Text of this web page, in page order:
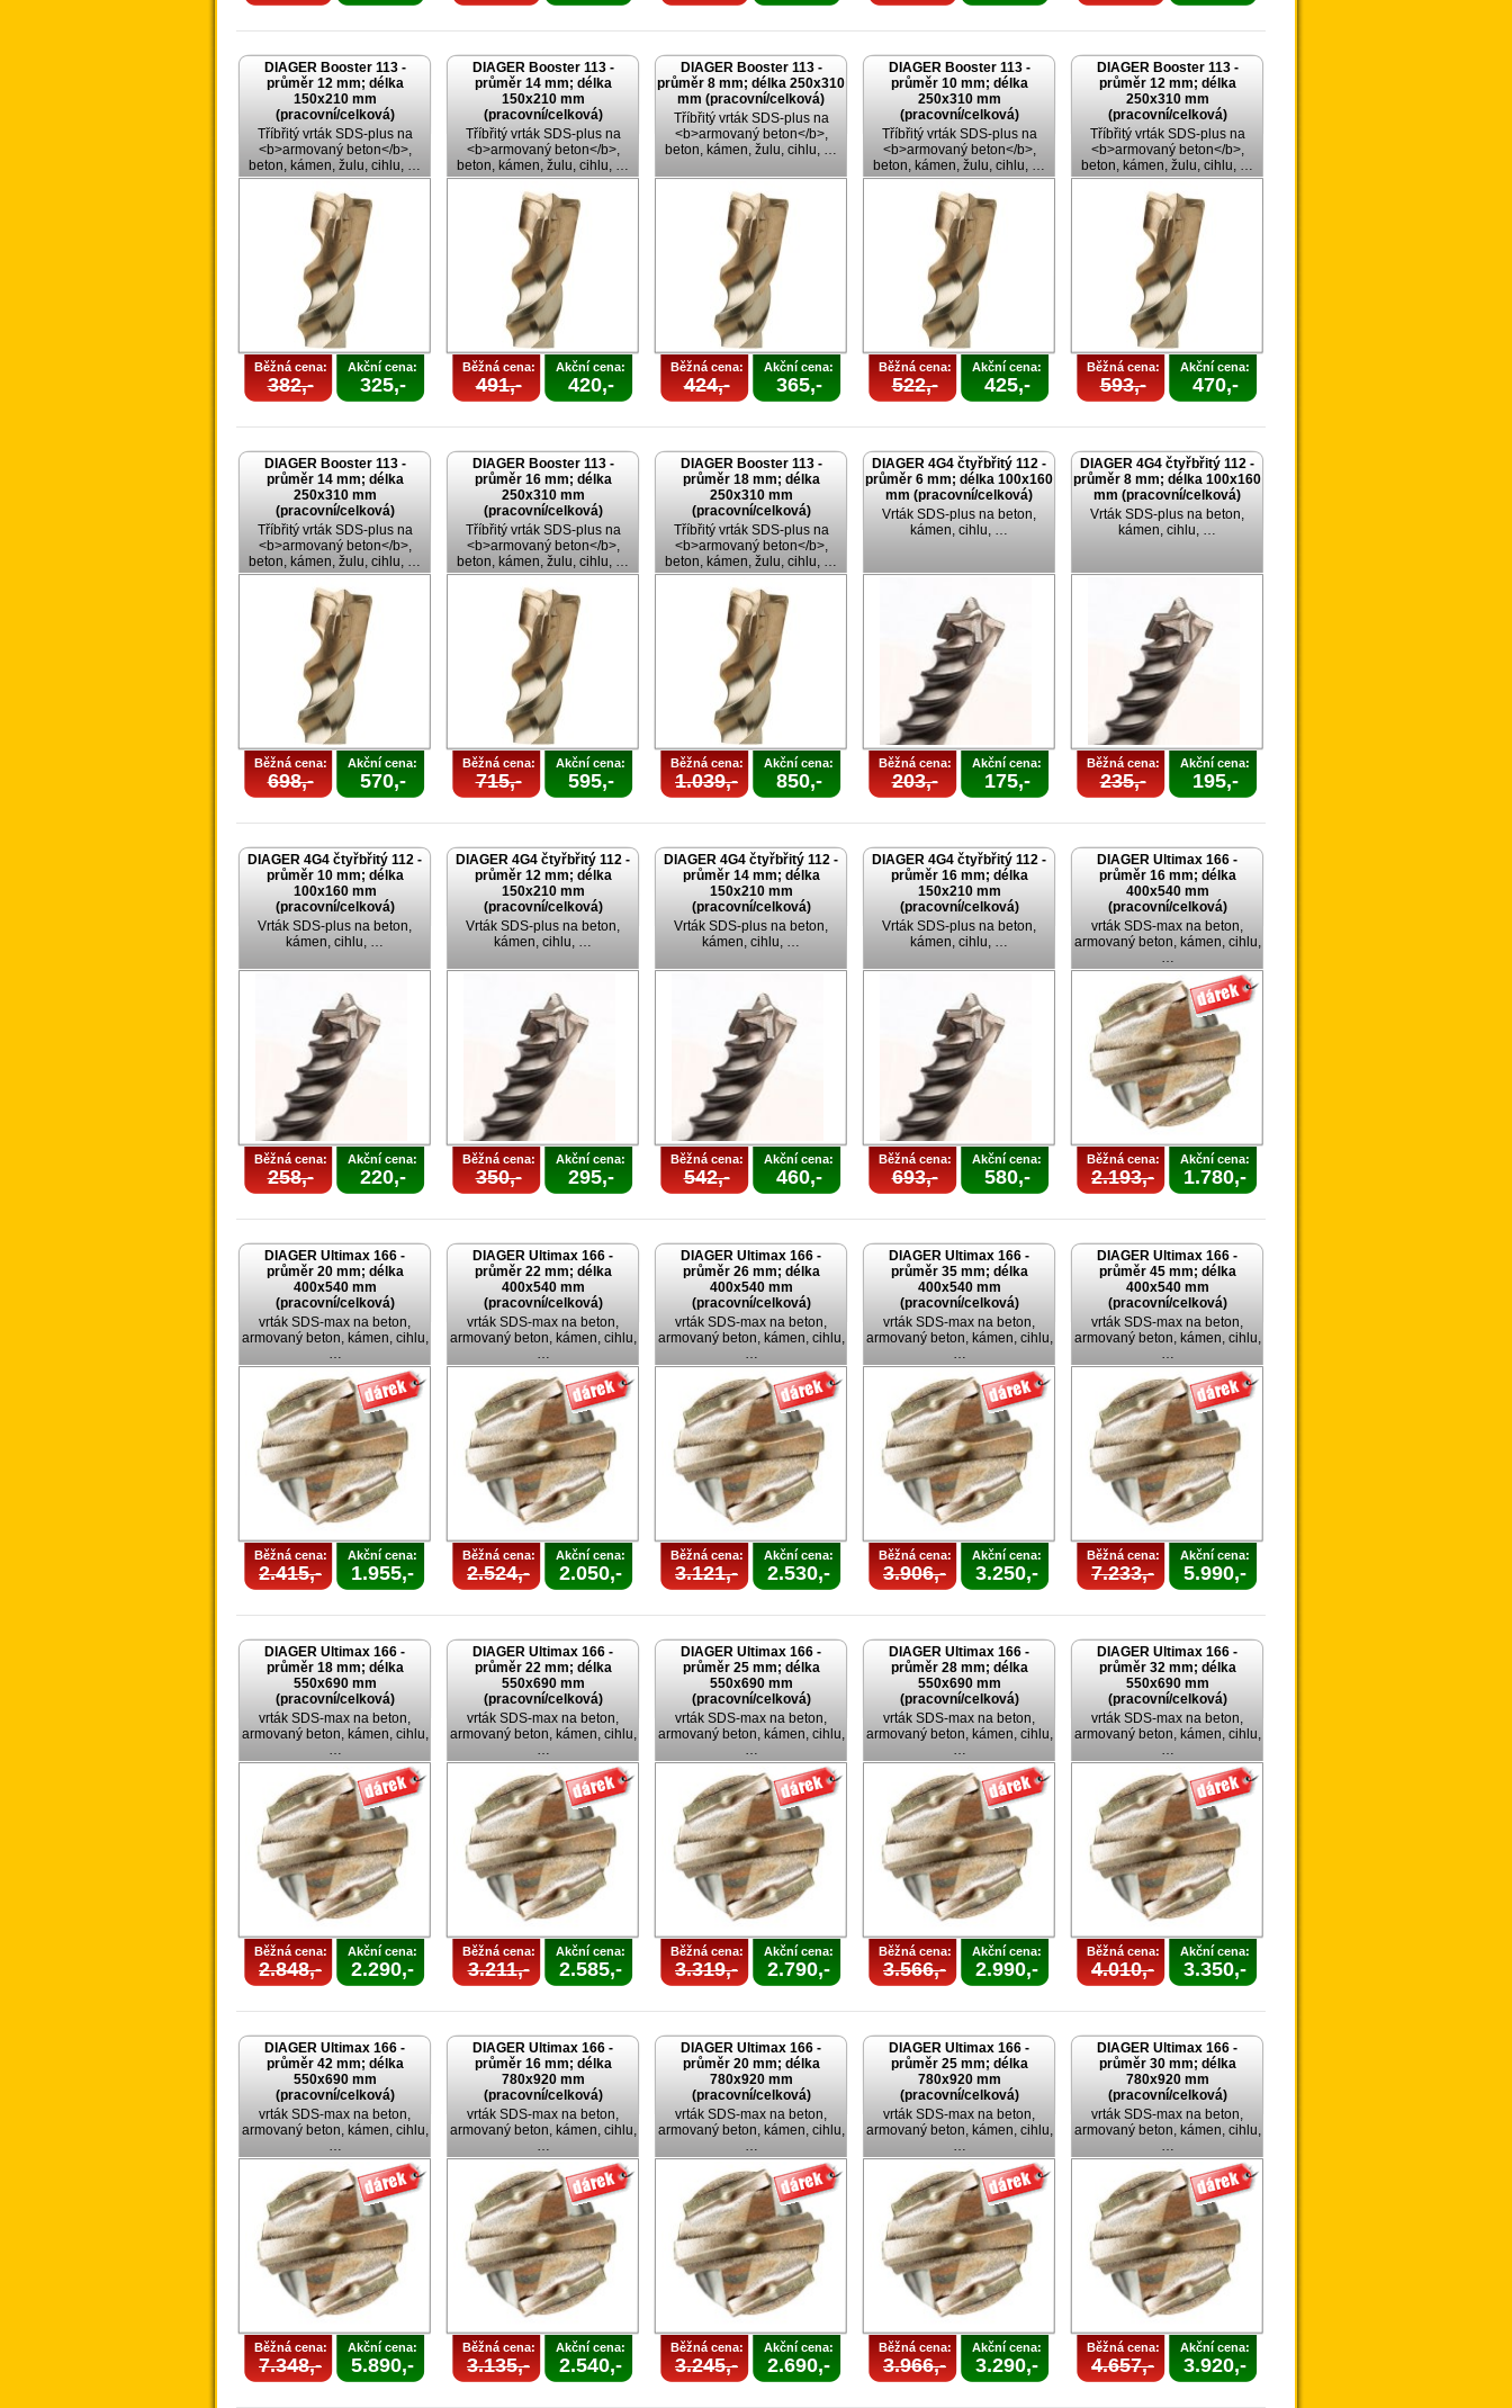
DIAGER Booster 113 -
průměr 12 mm; délka
150x210 mm
(pracovní/celková)
Tříbřitý vrták SDS-plus na
<b>armovaný beton</b>,
beton, kámen, žulu, cihlu, …
Běžná cena:
382,-
Akční cena:
325,-
DIAGER Booster 113 -
průměr 14 mm; délka
150x210 mm
(pracovní/celková)
Tříbřitý vrták SDS-plus na
<b>armovaný beton</b>,
beton, kámen, žulu, cihlu, …
Běžná cena:
491,-
Akční cena:
420,-
DIAGER Booster 113 -
průměr 8 mm; délka 250x310
mm (pracovní/celková)
Tříbřitý vrták SDS-plus na
<b>armovaný beton</b>,
beton, kámen, žulu, cihlu, …
Běžná cena:
424,-
Akční cena:
365,-
DIAGER Booster 113 -
průměr 10 mm; délka
250x310 mm
(pracovní/celková)
Tříbřitý vrták SDS-plus na
<b>armovaný beton</b>,
beton, kámen, žulu, cihlu, …
Běžná cena:
522,-
Akční cena:
425,-
DIAGER Booster 113 -
průměr 12 mm; délka
250x310 mm
(pracovní/celková)
Tříbřitý vrták SDS-plus na
<b>armovaný beton</b>,
beton, kámen, žulu, cihlu, …
Běžná cena:
593,-
Akční cena:
470,-
DIAGER Booster 113 -
průměr 14 mm; délka
250x310 mm
(pracovní/celková)
Tříbřitý vrták SDS-plus na
<b>armovaný beton</b>,
beton, kámen, žulu, cihlu, …
Běžná cena:
698,-
Akční cena:
570,-
DIAGER Booster 113 -
průměr 16 mm; délka
250x310 mm
(pracovní/celková)
Tříbřitý vrták SDS-plus na
<b>armovaný beton</b>,
beton, kámen, žulu, cihlu, …
Běžná cena:
715,-
Akční cena:
595,-
DIAGER Booster 113 -
průměr 18 mm; délka
250x310 mm
(pracovní/celková)
Tříbřitý vrták SDS-plus na
<b>armovaný beton</b>,
beton, kámen, žulu, cihlu, …
Běžná cena:
1.039,-
Akční cena:
850,-
DIAGER 4G4 čtyřbřitý 112 -
průměr 6 mm; délka 100x160
mm (pracovní/celková)
Vrták SDS-plus na beton,
kámen, cihlu, …
Běžná cena:
203,-
Akční cena:
175,-
DIAGER 4G4 čtyřbřitý 112 -
průměr 8 mm; délka 100x160
mm (pracovní/celková)
Vrták SDS-plus na beton,
kámen, cihlu, …
Běžná cena:
235,-
Akční cena:
195,-
DIAGER 4G4 čtyřbřitý 112 -
průměr 10 mm; délka
100x160 mm
(pracovní/celková)
Vrták SDS-plus na beton,
kámen, cihlu, …
Běžná cena:
258,-
Akční cena:
220,-
DIAGER 4G4 čtyřbřitý 112 -
průměr 12 mm; délka
150x210 mm
(pracovní/celková)
Vrták SDS-plus na beton,
kámen, cihlu, …
Běžná cena:
350,-
Akční cena:
295,-
DIAGER 4G4 čtyřbřitý 112 -
průměr 14 mm; délka
150x210 mm
(pracovní/celková)
Vrták SDS-plus na beton,
kámen, cihlu, …
Běžná cena:
542,-
Akční cena:
460,-
DIAGER 4G4 čtyřbřitý 112 -
průměr 16 mm; délka
150x210 mm
(pracovní/celková)
Vrták SDS-plus na beton,
kámen, cihlu, …
Běžná cena:
693,-
Akční cena:
580,-
DIAGER Ultimax 166 -
průměr 16 mm; délka
400x540 mm
(pracovní/celková)
vrták SDS-max na beton,
armovaný beton, kámen, cihlu,
…
Běžná cena:
2.193,-
Akční cena:
1.780,-
DIAGER Ultimax 166 -
průměr 20 mm; délka
400x540 mm
(pracovní/celková)
vrták SDS-max na beton,
armovaný beton, kámen, cihlu,
…
Běžná cena:
2.415,-
Akční cena:
1.955,-
DIAGER Ultimax 166 -
průměr 22 mm; délka
400x540 mm
(pracovní/celková)
vrták SDS-max na beton,
armovaný beton, kámen, cihlu,
…
Běžná cena:
2.524,-
Akční cena:
2.050,-
DIAGER Ultimax 166 -
průměr 26 mm; délka
400x540 mm
(pracovní/celková)
vrták SDS-max na beton,
armovaný beton, kámen, cihlu,
…
Běžná cena:
3.121,-
Akční cena:
2.530,-
DIAGER Ultimax 166 -
průměr 35 mm; délka
400x540 mm
(pracovní/celková)
vrták SDS-max na beton,
armovaný beton, kámen, cihlu,
…
Běžná cena:
3.906,-
Akční cena:
3.250,-
DIAGER Ultimax 166 -
průměr 45 mm; délka
400x540 mm
(pracovní/celková)
vrták SDS-max na beton,
armovaný beton, kámen, cihlu,
…
Běžná cena:
7.233,-
Akční cena:
5.990,-
DIAGER Ultimax 166 -
průměr 18 mm; délka
550x690 mm
(pracovní/celková)
vrták SDS-max na beton,
armovaný beton, kámen, cihlu,
…
Běžná cena:
2.848,-
Akční cena:
2.290,-
DIAGER Ultimax 166 -
průměr 22 mm; délka
550x690 mm
(pracovní/celková)
vrták SDS-max na beton,
armovaný beton, kámen, cihlu,
…
Běžná cena:
3.211,-
Akční cena:
2.585,-
DIAGER Ultimax 166 -
průměr 25 mm; délka
550x690 mm
(pracovní/celková)
vrták SDS-max na beton,
armovaný beton, kámen, cihlu,
…
Běžná cena:
3.319,-
Akční cena:
2.790,-
DIAGER Ultimax 166 -
průměr 28 mm; délka
550x690 mm
(pracovní/celková)
vrták SDS-max na beton,
armovaný beton, kámen, cihlu,
…
Běžná cena:
3.566,-
Akční cena:
2.990,-
DIAGER Ultimax 166 -
průměr 32 mm; délka
550x690 mm
(pracovní/celková)
vrták SDS-max na beton,
armovaný beton, kámen, cihlu,
…
Běžná cena:
4.010,-
Akční cena:
3.350,-
DIAGER Ultimax 166 -
průměr 42 mm; délka
550x690 mm
(pracovní/celková)
vrták SDS-max na beton,
armovaný beton, kámen, cihlu,
…
Běžná cena:
7.348,-
Akční cena:
5.890,-
DIAGER Ultimax 166 -
průměr 16 mm; délka
780x920 mm
(pracovní/celková)
vrták SDS-max na beton,
armovaný beton, kámen, cihlu,
…
Běžná cena:
3.135,-
Akční cena:
2.540,-
DIAGER Ultimax 166 -
průměr 20 mm; délka
780x920 mm
(pracovní/celková)
vrták SDS-max na beton,
armovaný beton, kámen, cihlu,
…
Běžná cena:
3.245,-
Akční cena:
2.690,-
DIAGER Ultimax 166 -
průměr 25 mm; délka
780x920 mm
(pracovní/celková)
vrták SDS-max na beton,
armovaný beton, kámen, cihlu,
…
Běžná cena:
3.966,-
Akční cena:
3.290,-
DIAGER Ultimax 166 -
průměr 30 mm; délka
780x920 mm
(pracovní/celková)
vrták SDS-max na beton,
armovaný beton, kámen, cihlu,
…
Běžná cena:
4.657,-
Akční cena:
3.920,-